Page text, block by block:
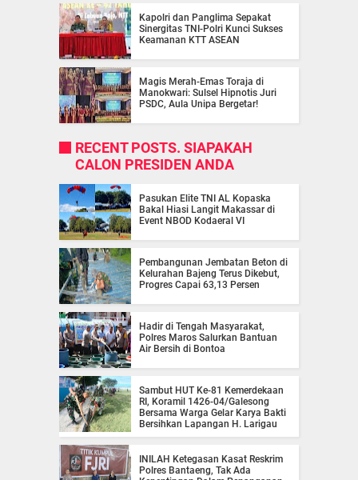
Kapolri dan Panglima Sepakat
Sinergitas TNI-Polri Kunci Sukses
Keamanan KTT ASEAN
Magis Merah-Emas Toraja di
Manokwari: Sulsel Hipnotis Juri
PSDC, Aula Unipa Bergetar!
RECENT POSTS. SIAPAKAH
CALON PRESIDEN ANDA
Pasukan Elite TNI AL Kopaska
Bakal Hiasi Langit Makassar di
Event NBOD Kodaeral VI
Pembangunan Jembatan Beton di
Kelurahan Bajeng Terus Dikebut,
Progres Capai 63,13 Persen
Hadir di Tengah Masyarakat,
Polres Maros Salurkan Bantuan
Air Bersih di Bontoa
Sambut HUT Ke-81 Kemerdekaan
RI, Koramil 1426-04/Galesong
Bersama Warga Gelar Karya Bakti
Bersihkan Lapangan H. Larigau
INILAH Ketegasan Kasat Reskrim
Polres Bantaeng, Tak Ada